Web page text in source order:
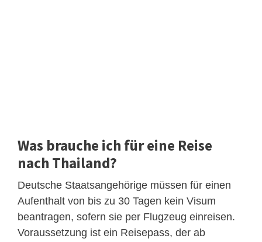
Was brauche ich für eine Reise
nach Thailand?
Deutsche Staatsangehörige müssen für einen
Aufenthalt von bis zu 30 Tagen kein Visum
beantragen, sofern sie per Flugzeug einreisen.
Voraussetzung ist ein Reisepass, der ab